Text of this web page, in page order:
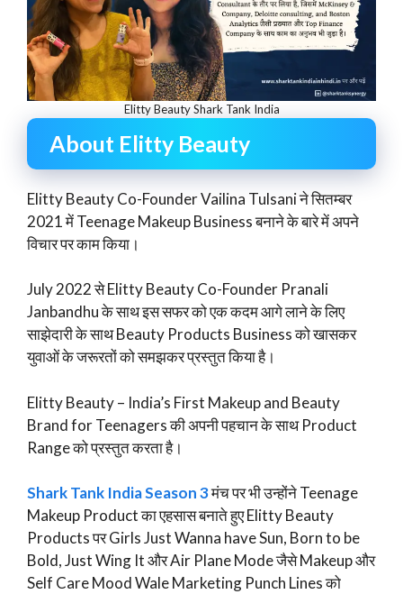
Elitty Beauty Shark Tank India
About Elitty Beauty
Elitty Beauty Co-Founder Vailina Tulsani ने सितम्बर
2021 में Teenage Makeup Business बनाने के बारे में अपने
विचार पर काम किया।
July 2022 से Elitty Beauty Co-Founder Pranali
Janbandhu के साथ इस सफर को एक कदम आगे लाने के लिए
साझेदारी के साथ Beauty Products Business को खासकर
युवाओं के जरूरतों को समझकर प्रस्तुत किया है।
Elitty Beauty – India’s First Makeup and Beauty
Brand for Teenagers की अपनी पहचान के साथ Product
Range को प्रस्तुत करता है।
Shark Tank India Season 3मंच पर भी उन्होंने Teenage
Makeup Product का एहसास बनाते हुए Elitty Beauty
Products पर Girls Just Wanna have Sun, Born to be
Bold, Just Wing It और Air Plane Mode जैसे Makeup और
Self Care Mood Wale Marketing Punch Lines को